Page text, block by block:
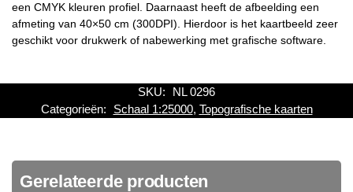
een CMYK kleuren profiel. Daarnaast heeft de afbeelding een
afmeting van 40×50 cm (300DPI). Hierdoor is het kaartbeeld zeer
geschikt voor drukwerk of nabewerking met grafische software.
SKU:
NL 0296
Categorieën:
Schaal 1:25000, Topografische kaarten
Gerelateerde producten